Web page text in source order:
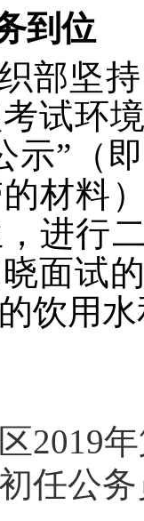
到位
部坚
试环
示”（
材料
进行
面试
饮用
2019
任公